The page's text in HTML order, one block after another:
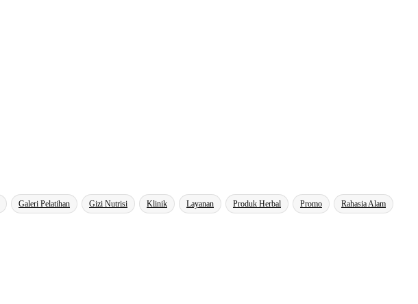
Galeri Pelatihan Gizi Nutrisi Klinik Layanan Produk Herbal Promo Rahasia Alam